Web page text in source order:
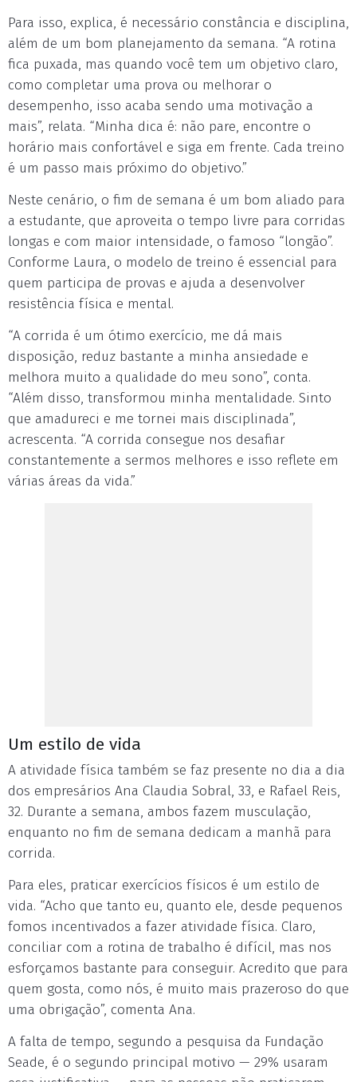
Para isso, explica, é necessário constância e disciplina,
além de um bom planejamento da semana. “A rotina
fica puxada, mas quando você tem um objetivo claro,
como completar uma prova ou melhorar o
desempenho, isso acaba sendo uma motivação a
mais”, relata. “Minha dica é: não pare, encontre o
horário mais confortável e siga em frente. Cada treino
é um passo mais próximo do objetivo.”
Neste cenário, o fim de semana é um bom aliado para
a estudante, que aproveita o tempo livre para corridas
longas e com maior intensidade, o famoso “longão”.
Conforme Laura, o modelo de treino é essencial para
quem participa de provas e ajuda a desenvolver
resistência física e mental.
“A corrida é um ótimo exercício, me dá mais
disposição, reduz bastante a minha ansiedade e
melhora muito a qualidade do meu sono”, conta.
“Além disso, transformou minha mentalidade. Sinto
que amadureci e me tornei mais disciplinada”,
acrescenta. “A corrida consegue nos desafiar
constantemente a sermos melhores e isso reflete em
várias áreas da vida.”
Um estilo de vida
A atividade física também se faz presente no dia a dia
dos empresários Ana Claudia Sobral, 33, e Rafael Reis,
32. Durante a semana, ambos fazem musculação,
enquanto no fim de semana dedicam a manhã para
corrida.
Para eles, praticar exercícios físicos é um estilo de
vida. “Acho que tanto eu, quanto ele, desde pequenos
fomos incentivados a fazer atividade física. Claro,
conciliar com a rotina de trabalho é difícil, mas nos
esforçamos bastante para conseguir. Acredito que para
quem gosta, como nós, é muito mais prazeroso do que
uma obrigação”, comenta Ana.
A falta de tempo, segundo a pesquisa da Fundação
Seade, é o segundo principal motivo — 29% usaram